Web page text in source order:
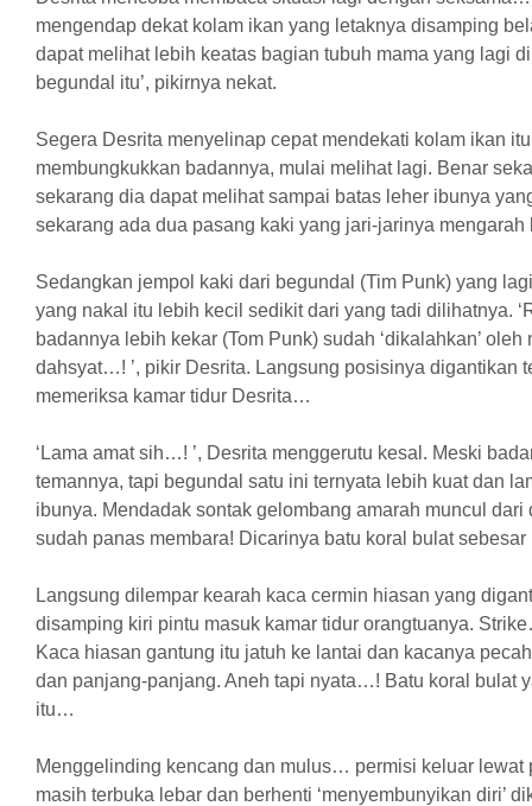
mengendap dekat kolam ikan yang letaknya disamping
dapat melihat lebih keatas bagian tubuh mama yang lagi
begundal itu’, pikirnya nekat.
Segera Desrita menyelinap cepat mendekati kolam ikan
membungkukkan badannya, mulai melihat lagi. Benar
sekarang dia dapat melihat sampai batas leher ibunya
sekarang ada dua pasang kaki yang jari-jarinya
Sedangkan jempol kaki dari begundal (Tim Punk) yang
yang nakal itu lebih kecil sedikit dari yang tadi dilihatnya.
badannya lebih kekar (Tom Punk) sudah ‘dikalahkan’ oleh
dahsyat…! ’, pikir Desrita. Langsung posisinya digantikan
memeriksa kamar tidur Desrita…
‘Lama amat sih…! ’, Desrita menggerutu kesal. Meski
temannya, tapi begundal satu ini ternyata lebih kuat dan
ibunya. Mendadak sontak gelombang amarah muncul dari
sudah panas membara! Dicarinya batu koral bulat
Langsung dilempar kearah kaca cermin hiasan yang
disamping kiri pintu masuk kamar tidur orangtuanya.
Kaca hiasan gantung itu jatuh ke lantai dan kacanya
dan panjang-panjang. Aneh tapi nyata…! Batu koral bulat
itu…
Menggelinding kencang dan mulus… permisi keluar lewat
masih terbuka lebar dan berhenti ‘menyembunyikan diri’